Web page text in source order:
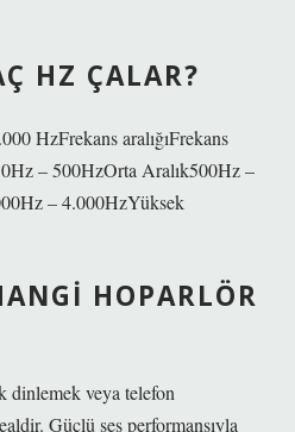
HZ ÇALAR?
HzFrekans aralığıFrekans
– 500HzOrta Aralık500Hz –
– 4.000HzYüksek
HOPARLÖR
dinlemek veya telefon
Güçlü ses performansıyla